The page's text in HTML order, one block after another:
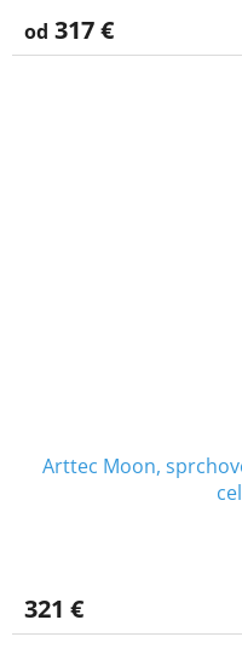
od 317 €
Arttec Moon,
321 €